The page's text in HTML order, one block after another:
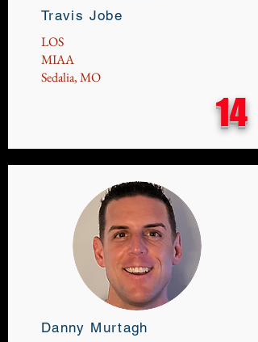
Travis Jobe
LOS
MIAA
Sedalia, MO
14
Danny Murtagh